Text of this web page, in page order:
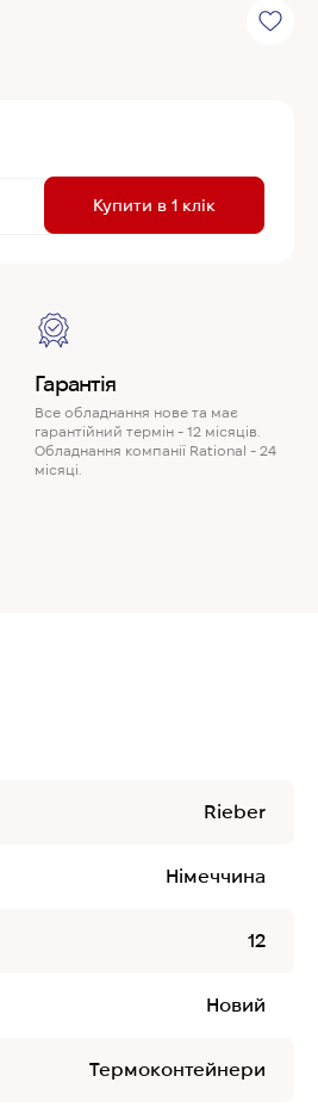
Купити в 1 клік
Гарантія
Все обладнання нове та має
гарантійний термін - 12 місяців.
Обладнання компанії Rational - 24
місяці.
Rieber
Німеччина
12
Новий
Термоконтейнери